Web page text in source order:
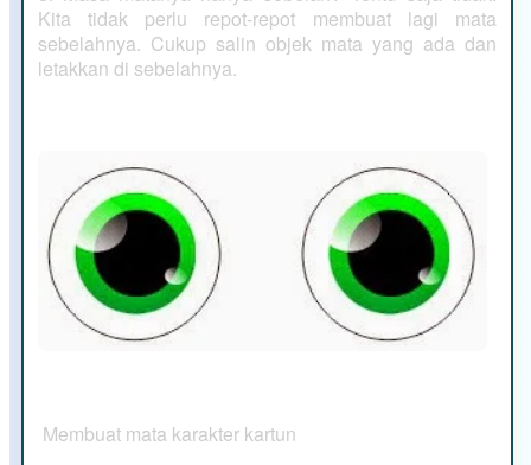
Kita tidak perlu repot-repot membuat lagi mata
sebelahnya. Cukup salin objek mata yang ada dan
letakkan di sebelahnya.
Membuat mata karakter kartun